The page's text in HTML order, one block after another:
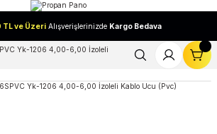
ve Üzeri Alışverişlerinizde Kargo Bedava